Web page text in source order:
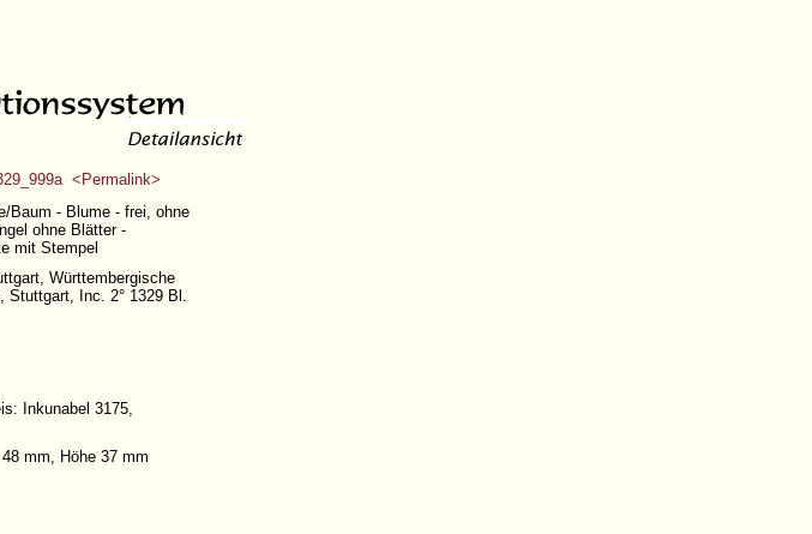
<Permalink>
Baum - Blume - frei, ohne
ohne Blätter -
mit Stempel
Württembergische
Stuttgart, Inc. 2° 1329 Bl.
Inkunabel 3175,
48 mm, Höhe 37 mm